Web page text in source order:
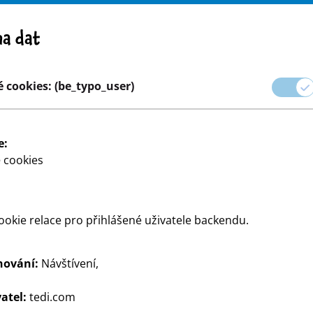
Kariéra
TEDi.
dat
cookies: (be_typo_user)
relace pro přihlášené uživatele backendu.
Návštívení,
tedi.com